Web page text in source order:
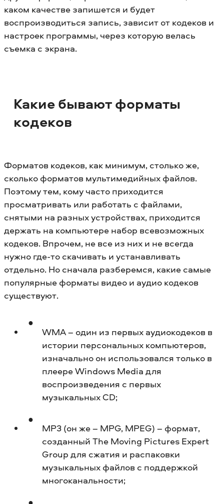
каком качестве запишется и будет
воспроизводиться запись, зависит от кодеков и
настроек программы, через которую велась
съемка с экрана.
Какие бывают форматы
кодеков
Форматов кодеков, как минимум, столько же,
сколько форматов мультимедийных файлов.
Поэтому тем, кому часто приходится
просматривать или работать с файлами,
снятыми на разных устройствах, приходится
держать на компьютере набор всевозможных
кодеков. Впрочем, не все из них и не всегда
нужно где-то скачивать и устанавливать
отдельно. Но сначала разберемся, какие самые
популярные форматы видео и аудио кодеков
существуют.
WMA – один из первых аудиокодеков в
истории персональных компьютеров,
изначально он использовался только в
плеере Windows Media для
воспроизведения с первых
музыкальных CD;
MP3 (он же – MPG, MPEG) – формат,
созданный The Moving Pictures Expert
Group для сжатия и распаковки
музыкальных файлов с поддержкой
многоканальности;